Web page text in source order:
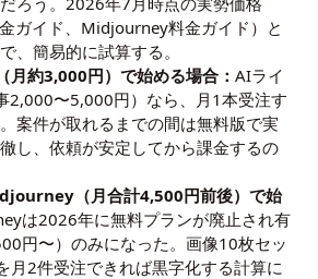
ガイド Midjourney料金ガイド ）と
、簡易的に試算する。
月約3,000円）で始める場合：AIライ
2,000〜5,000円）なら、月1本受注す
案件が取れるまでの間は無料版で実
し、依頼が安定してから課金するの
（月合計4,500円前後）で始
は2026年に無料プランが廃止され有
円〜）のみになった。画像10枚セッ
月2件受注できれば黒字化する計算に